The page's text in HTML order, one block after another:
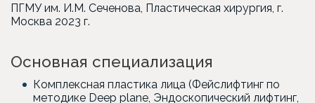
ПГМУ им. И.М. Сеченова, Пластическая хирургия, г.
Москва 2023 г.
Основная специализация
Комплексная пластика лица (Фейслифтинг по
методике Deep plane, Эндоскопический лифтинг,